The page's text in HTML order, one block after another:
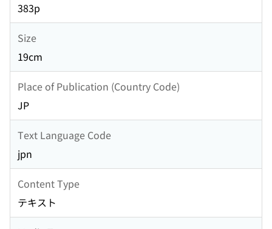
383p
Size
19cm
Place of Publication (Country Code)
JP
Text Language Code
jpn
Content Type
テキスト